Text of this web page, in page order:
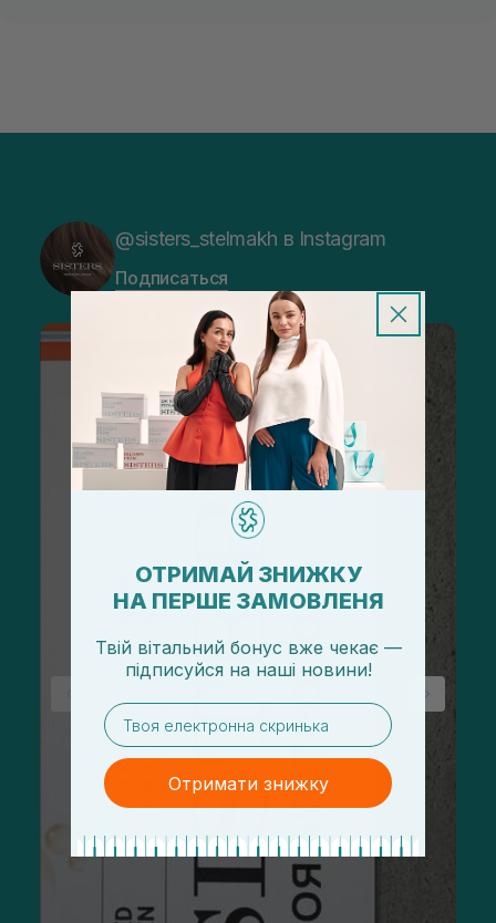
@sisters_stelmakh в Instagram
Подписаться
ОТРИМАЙ ЗНИЖКУ
НА ПЕРШЕ ЗАМОВЛЕНЯ
Твій вітальний бонус вже чекає —
підписуйся на наші новини!
email
Отримати знижку